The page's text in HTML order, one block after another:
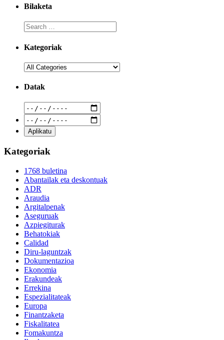
Bilaketa
Kategoriak
Datak
Kategoriak
1768 buletina
Abantailak eta deskontuak
ADR
Araudia
Argitalpenak
Aseguruak
Azpiegiturak
Behatokiak
Calidad
Diru-laguntzak
Dokumentazioa
Ekonomia
Erakundeak
Errekina
Espezialitateak
Europa
Finantzaketa
Fiskalitatea
Fomakuntza